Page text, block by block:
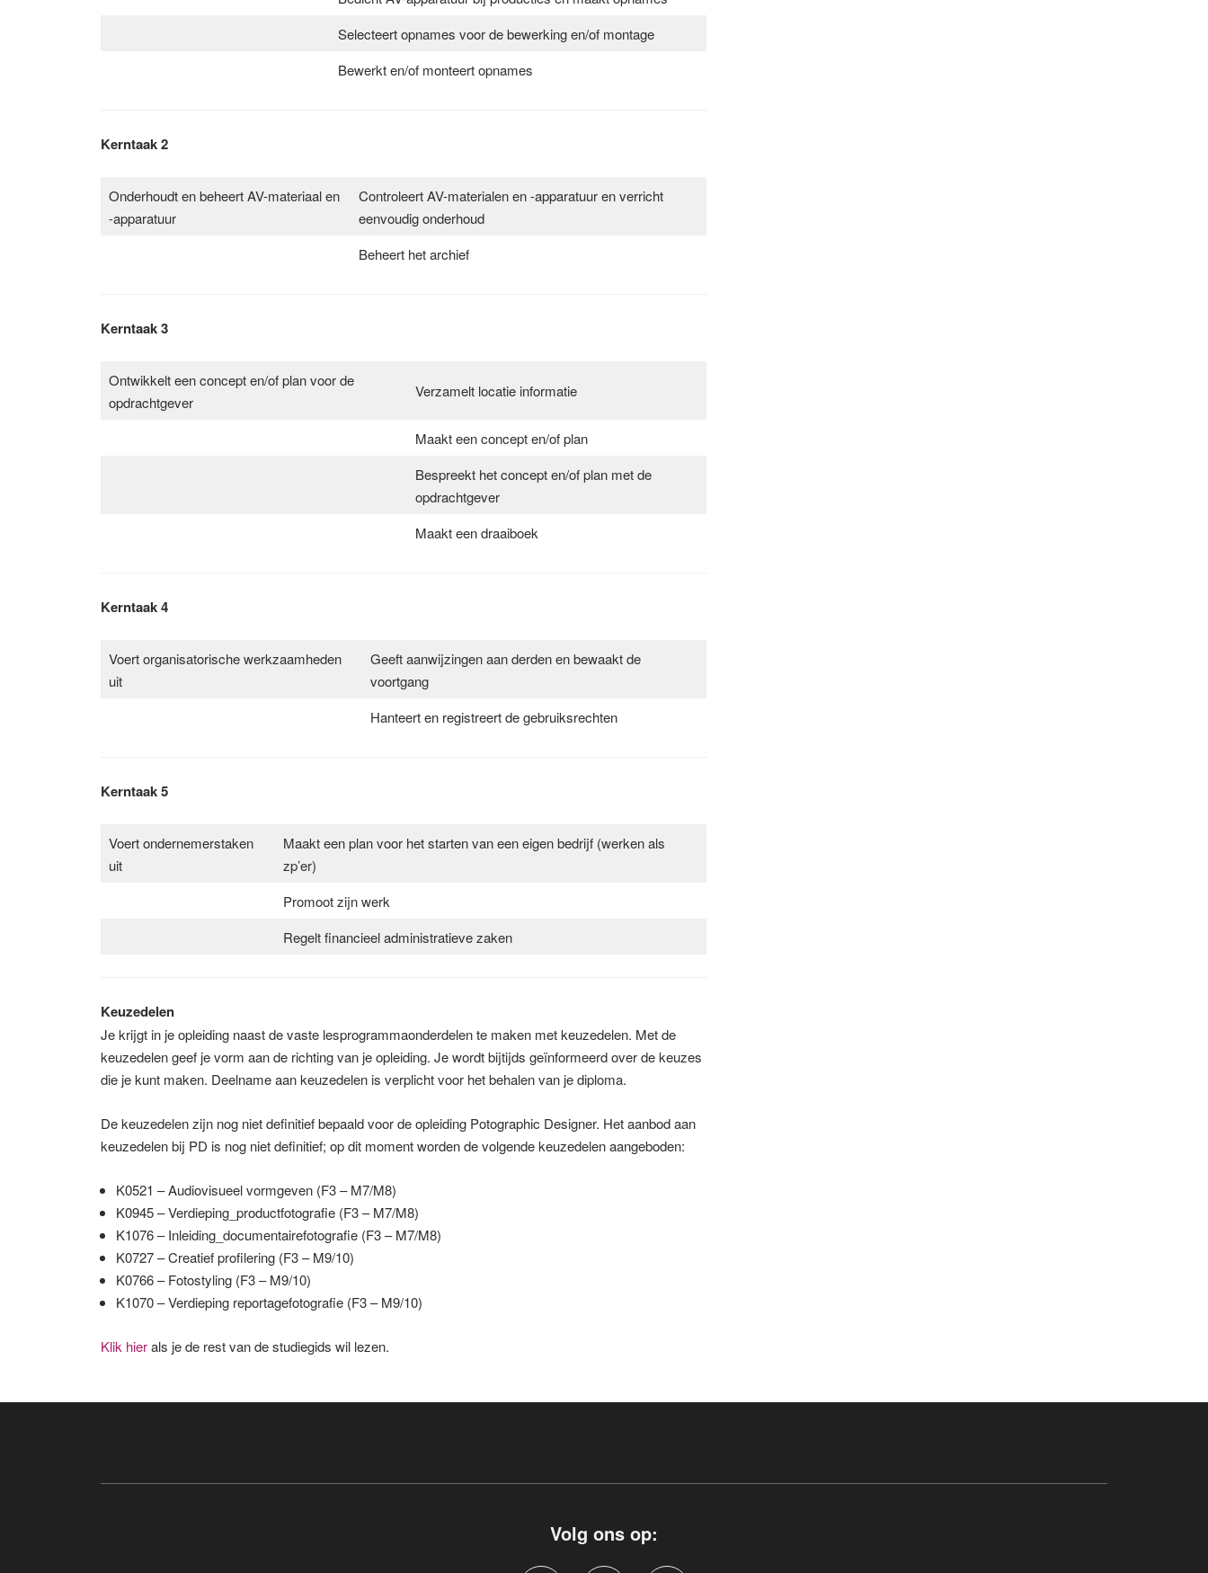
Selecteert opnames voor de bewerking en/of montage
Bewerkt en/of monteert opnames
Kerntaak 2
Onderhoudt en beheert AV-materiaal en
-apparatuur
Controleert AV-materialen en -apparatuur en verricht
eenvoudig onderhoud
Beheert het archief
Kerntaak 3
Ontwikkelt een concept en/of plan voor de
opdrachtgever
Verzamelt locatie informatie
Maakt een concept en/of plan
Bespreekt het concept en/of plan met de
opdrachtgever
Maakt een draaiboek
Kerntaak 4
Voert organisatorische werkzaamheden
uit
Geeft aanwijzingen aan derden en bewaakt de
voortgang
Hanteert en registreert de gebruiksrechten
Kerntaak 5
Voert ondernemerstaken
uit
Maakt een plan voor het starten van een eigen bedrijf (werken als
zp’er)
Promoot zijn werk
Regelt financieel administratieve zaken
Keuzedelen
Je krijgt in je opleiding naast de vaste lesprogrammaonderdelen te maken met keuzedelen. Met de
keuzedelen geef je vorm aan de richting van je opleiding. Je wordt bijtijds geïnformeerd over de keuzes
die je kunt maken. Deelname aan keuzedelen is verplicht voor het behalen van je diploma.
De keuzedelen zijn nog niet definitief bepaald voor de opleiding Potographic Designer. Het aanbod aan
keuzedelen bij PD is nog niet definitief; op dit moment worden de volgende keuzedelen aangeboden:
K0521 – Audiovisueel vormgeven (F3 – M7/M8)
K0945 – Verdieping_productfotografie (F3 – M7/M8)
K1076 – Inleiding_documentairefotografie (F3 – M7/M8)
K0727 – Creatief profilering (F3 – M9/10)
K0766 – Fotostyling (F3 – M9/10)
K1070 – Verdieping reportagefotografie (F3 – M9/10)
Klik hierals je de rest van de studiegids wil lezen.
Volg ons op: